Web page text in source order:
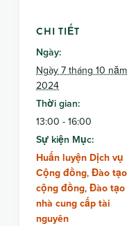
CHI TIẾT
Ngày:
Ngày 7 tháng 10 năm
2024
Thời gian:
13:00 - 16:00
Sự kiện Mục:
Huấn luyện Dịch vụ
Cộng đồng, Đào tạo
cộng đồng, Đào tạo
nhà cung cấp tài
nguyên